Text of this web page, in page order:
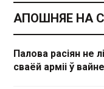
АПОШНЯЕ НА
Палова расіян не
сваёй арміі ў